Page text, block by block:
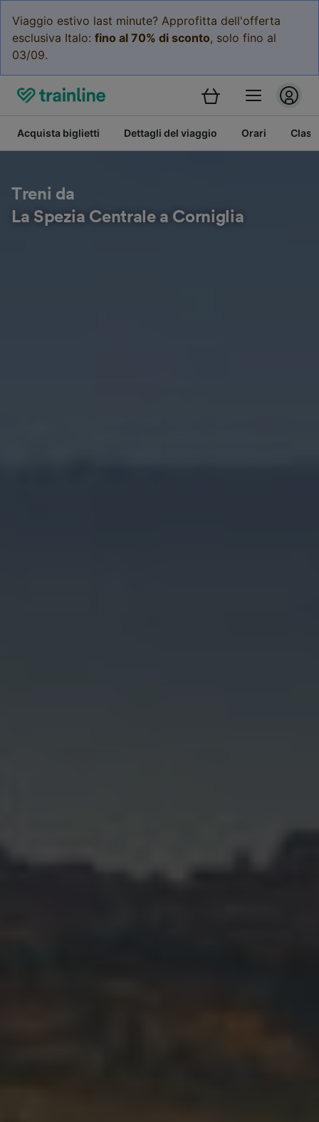
Viaggio estivo last minute? Approfitta dell'offerta
esclusiva Italo: fino al 70% di sconto, solo fino al
03/09.
Acquista biglietti Dettagli del viaggio Orari
Treni da
La Spezia Centrale a Corniglia